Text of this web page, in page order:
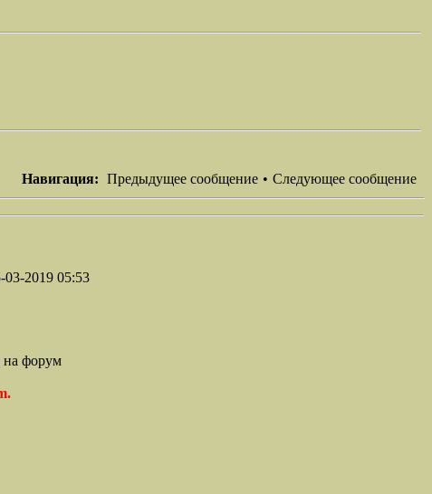
Навигация: Предыдущее сообщение • Следующее сообщение
2019 05:53
на форум